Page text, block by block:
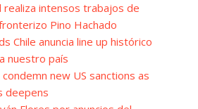
realiza intensos trabajos de
Pino Hachado
Chile anuncia line up histórico
nuestro país
new US sanctions as
deepens